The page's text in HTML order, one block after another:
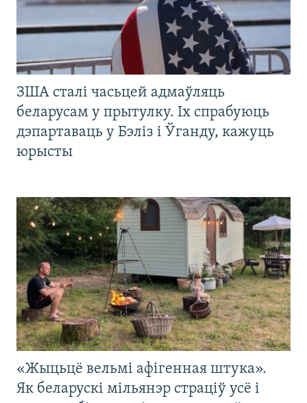
ЗША сталі часьцей адмаўляць
беларусам у прытулку. Іх спрабуюць
дэпартаваць у Бэліз і Ўганду, кажуць
юрысты
«Жыцьцё вельмі афігенная штука».
Як беларускі мільянэр страціў усё і